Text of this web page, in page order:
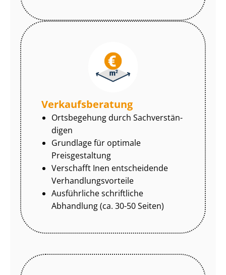
Ver­kaufs­be­ra­tung
Ortsbegehung durch Sach­ver­stän­
di­gen
Grundlage für optimale
Preisgestaltung
Verschafft Inen entscheidende
Ver­hand­lungs­vor­tei­le
Ausführliche schriftliche
Abhandlung (ca. 30-50 Seiten)